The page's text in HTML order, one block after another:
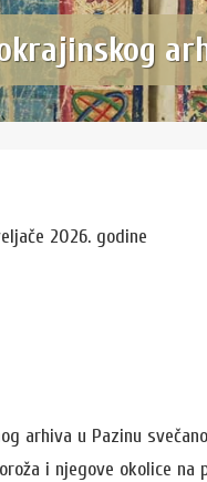
2026. godine
arhiva u Pazinu
i njegove okolice na